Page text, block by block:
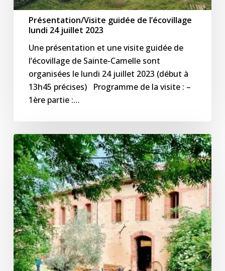
Présentation/Visite guidée de l’écovillage
lundi 24 juillet 2023
Une présentation et une visite guidée de
l’écovillage de Sainte-Camelle sont
organisées le lundi 24 juillet 2023 (début à
13h45 précises) Programme de la visite : –
1ère partie :…
Présentation/Visite
guidée
de
l’écovillage
dimanche
09
juillet
2023